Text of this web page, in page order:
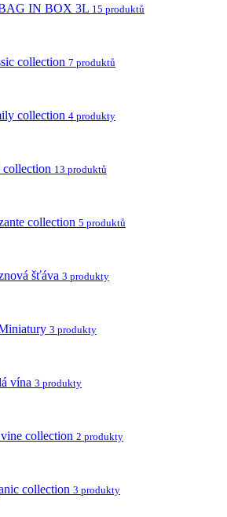
IN BOX 3L 15 produktů
collection 7 produktů
collection 4 produkty
collection 13 produktů
collection 5 produktů
šťáva 3 produkty
3 produkty
vína 3 produkty
collection 2 produkty
collection 3 produkty